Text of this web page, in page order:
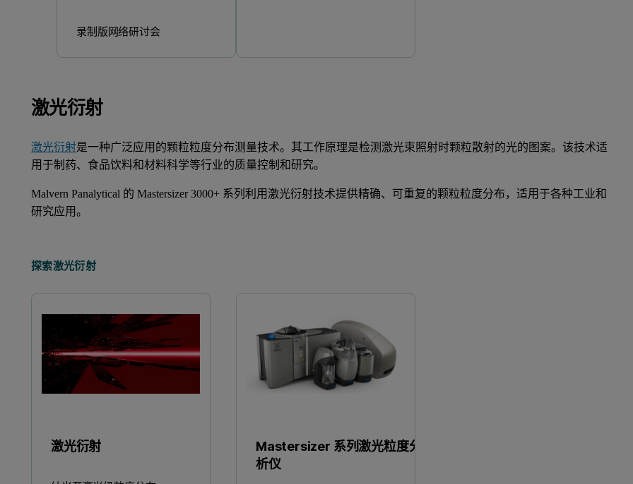
录制版网络研讨会
激光衍射
激光衍射是一种广泛应用的颗粒粒度分布测量技术。其工作原理是检测激光束照射时颗粒散射的光的图案。该技术适
用于制药、食品饮料和材料科学等行业的质量控制和研究。
Malvern Panalytical 的 Mastersizer 3000+ 系列利用激光衍射技术提供精确、可重复的颗粒粒度分布，适用于各种工业和
研究应用。
探索激光衍射
激光衍射
Mastersizer 系列激光粒度分
析仪